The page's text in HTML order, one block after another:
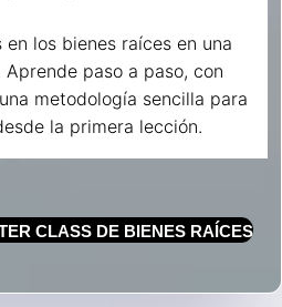
los bienes raíces en una
paso a paso, con
metodología sencilla para
la primera lección.
CLASS DE BIENES RAÍCES